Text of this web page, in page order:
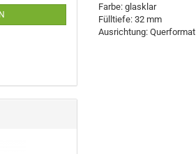
Farbe: glasklar
Fülltiefe: 32 mm
Ausrichtung: Querformat